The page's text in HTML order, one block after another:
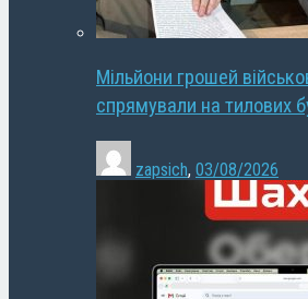
Мільйони грошей
спрямували на тилових
zapsich, 03/08/2026